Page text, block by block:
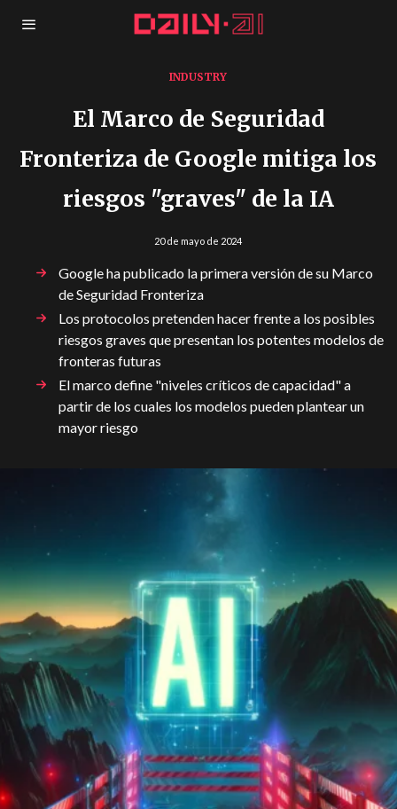
INDUSTRY
El Marco de Seguridad
Fronteriza de Google mitiga los
riesgos "graves" de la IA
20 de mayo de 2024
Google ha publicado la primera versión de su Marco
de Seguridad Fronteriza
Los protocolos pretenden hacer frente a los posibles
riesgos graves que presentan los potentes modelos de
fronteras futuras
El marco define "niveles críticos de capacidad" a
partir de los cuales los modelos pueden plantear un
mayor riesgo